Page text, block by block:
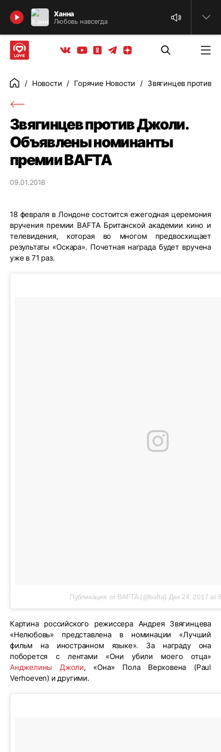
Ханна
Любовь навсегда
Найти
Вконтакте
YoutubeОдноклассники
ТелеграмЯндекс дзен
ГлавнаяНовости Горячие Новости Звягинцев против
Звягинцев против Джоли.
Объявлены номинанты
премии BAFTA
09.01.2018
18 февраля в Лондоне состоится ежегодная церемония
вручения премии BAFTA Британской академии кино и
телевидения, которая во многом предвосхищает
результаты «Оскара». Почетная награда будет вручена
уже в 71 раз.
Публикация от BAFTA (@bafta) Дек 24, 2017 at
Картина российского режиссера Андрея Звягинцева
«Нелюбовь» представлена в номинации «Лучший
фильм на иностранном языке». За награду она
поборется с лентами «Они убили моего отца»
Анджелины Джоли, «Она» Пола Верховена (Paul
Verhoeven) и другими.